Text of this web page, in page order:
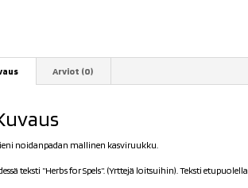
Arviot (0)
noidanpadan mallinen kasviruukku.
teksti ”Herbs for Spels”. (Yrttejä loitsuihin). Teksti etupuolella.